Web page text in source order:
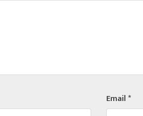
Email*